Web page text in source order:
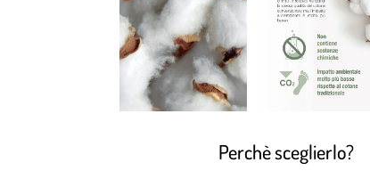
Perchè sceglierlo?